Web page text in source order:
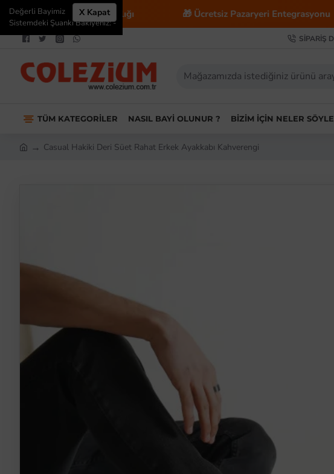
Danışmanlığı 🎁 Ücretsiz Pazaryeri Entegrasyonu
SIPARIŞ
TÜM KATEGORILER NASIL BAYI OLUNUR ? BIZIM İÇIN NELER
X Kapat
Değerli Bayimiz
Sistemdeki Şuanki Bakiyeniz: -
Casual Hakiki Deri Süet Rahat Erkek Ayakkabı Kahverengi